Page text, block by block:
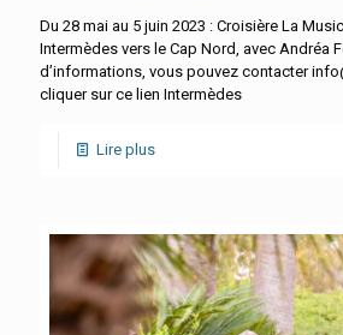
Du 28 mai au 5 juin 2023 : Croisière La
Intermèdes vers le Cap Nord, avec Andréa
d’informations, vous pouvez contacter
cliquer sur ce lien Intermèdes
Lire plus